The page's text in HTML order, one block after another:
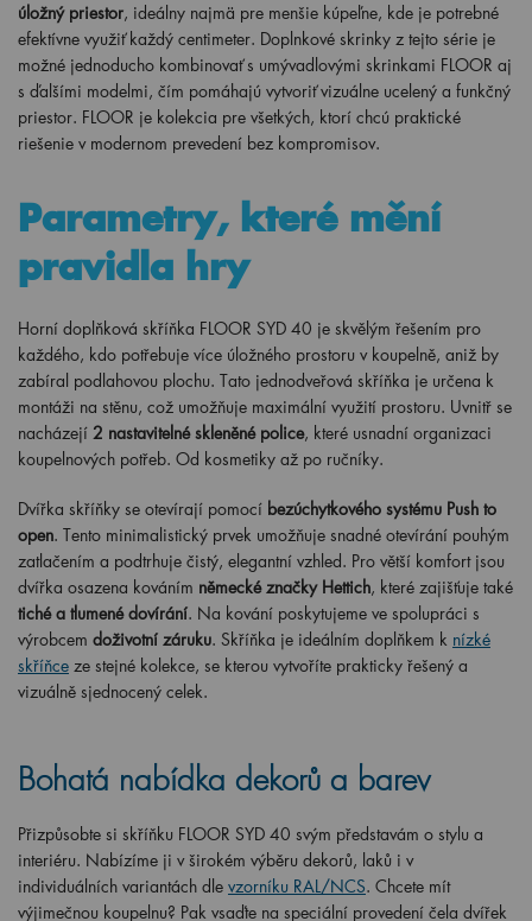
úložný priestor, ideálny najmä pre menšie kúpeľne, kde je potrebné
efektívne využiť každý centimeter. Doplnkové skrinky z tejto série je
možné jednoducho kombinovať s umývadlovými skrinkami FLOOR aj
s ďalšími modelmi, čím pomáhajú vytvoriť vizuálne ucelený a funkčný
priestor. FLOOR je kolekcia pre všetkých, ktorí chcú praktické
riešenie v modernom prevedení bez kompromisov.
Parametry, které mění
pravidla hry
Horní doplňková skříňka FLOOR SYD 40 je skvělým řešením pro
každého, kdo potřebuje více úložného prostoru v koupelně, aniž by
zabíral podlahovou plochu. Tato jednodveřová skříňka je určena k
montáži na stěnu, což umožňuje maximální využití prostoru. Uvnitř se
nacházejí 2 nastavitelné skleněné police, které usnadní organizaci
koupelnových potřeb. Od kosmetiky až po ručníky.
Dvířka skříňky se otevírají pomocí bezúchytkového systému Push to
open. Tento minimalistický prvek umožňuje snadné otevírání pouhým
zatlačením a podtrhuje čistý, elegantní vzhled. Pro větší komfort jsou
dvířka osazena kováním německé značky Hettich, které zajišťuje také
tiché a tlumené dovírání. Na kování poskytujeme ve spolupráci s
výrobcem doživotní záruku. Skříňka je ideálním doplňkem k nízké
skříňce ze stejné kolekce, se kterou vytvoříte prakticky řešený a
vizuálně sjednocený celek.
Bohatá nabídka dekorů a barev
Přizpůsobte si skříňku FLOOR SYD 40 svým představám o stylu a
interiéru. Nabízíme ji v širokém výběru dekorů, laků i v
individuálních variantách dle vzorníku RAL/NCS. Chcete mít
výjimečnou koupelnu? Pak vsaďte na speciální provedení čela dvířek